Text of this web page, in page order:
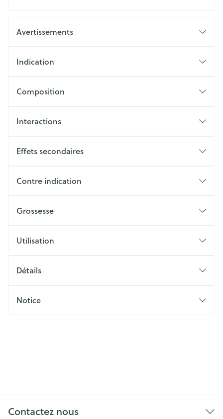
Avertissements
Indication
Composition
Interactions
Effets secondaires
Contre indication
Grossesse
Utilisation
Détails
Notice
Contactez nous